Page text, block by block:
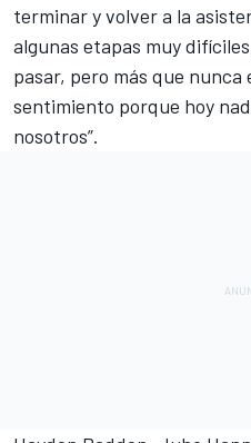
terminar y volver a la
algunas etapas muy
pasar, pero más que
sentimiento porque hoy
nosotros”.